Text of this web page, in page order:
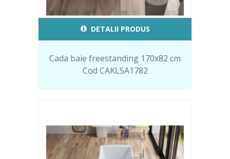
DETALII PRODUS
Cada baie freestanding 170x82 cm
Cod CAKLSA1782